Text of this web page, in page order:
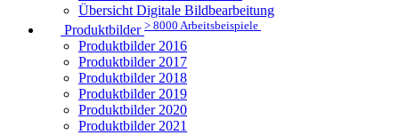
Übersicht Digitale Bildbearbeitung
Produktbilder > 8000 Arbeitsbeispiele
Produktbilder 2016
Produktbilder 2017
Produktbilder 2018
Produktbilder 2019
Produktbilder 2020
Produktbilder 2021